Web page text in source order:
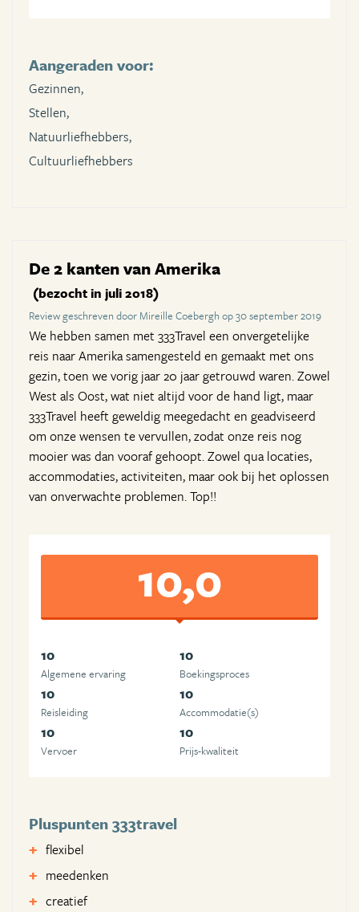
Aangeraden voor:
Gezinnen,
Stellen,
Natuurliefhebbers,
Cultuurliefhebbers
De 2 kanten van Amerika
(bezocht in juli 2018)
Review geschreven door Mireille Coebergh op 30 september 2019
We hebben samen met 333Travel een onvergetelijke
reis naar Amerika samengesteld en gemaakt met ons
gezin, toen we vorig jaar 20 jaar getrouwd waren. Zowel
West als Oost, wat niet altijd voor de hand ligt, maar
333Travel heeft geweldig meegedacht en geadviseerd
om onze wensen te vervullen, zodat onze reis nog
mooier was dan vooraf gehoopt. Zowel qua locaties,
accommodaties, activiteiten, maar ook bij het oplossen
van onverwachte problemen. Top!!
10,0
10
Algemene ervaring
10
Boekingsproces
10
Reisleiding
10
Accommodatie(s)
10
Vervoer
10
Prijs-kwaliteit
Pluspunten 333travel
flexibel
meedenken
creatief